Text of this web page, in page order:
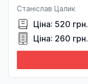
Станіслав Цалик
Ціна: 520 грн.
Ціна: 260 грн.